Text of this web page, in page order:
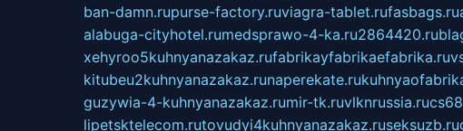
ban-damn.rupurse-factory.ruviagra-tablet.rufasbags.ru
alabuga-cityhotel.rumedsprawo-4-ka.ru2864420.ru
xehyroo5kuhnyanazakaz.rufabrikayfabrikaefabrika.ru
kitubeu2kuhnyanazakaz.runaperekate.ru
guzywia-4-kuhnyanazakaz.rumir-tk.ruvlknrussia.ru
lipetsktelecom.rutovudyi4kuhnyanazakaz.ruseksuzb.ru